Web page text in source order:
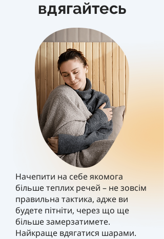
вдягайтесь
Начепити на себе якомога
більше теплих речей – не зовсім
правильна тактика, адже ви
будете пітніти, через що ще
більше замерзатимете.
Найкраще вдягатися шарами.